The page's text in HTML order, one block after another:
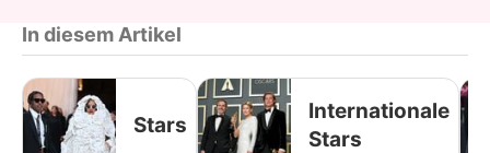
In diesem Artikel
Stars
Internationale
Stars